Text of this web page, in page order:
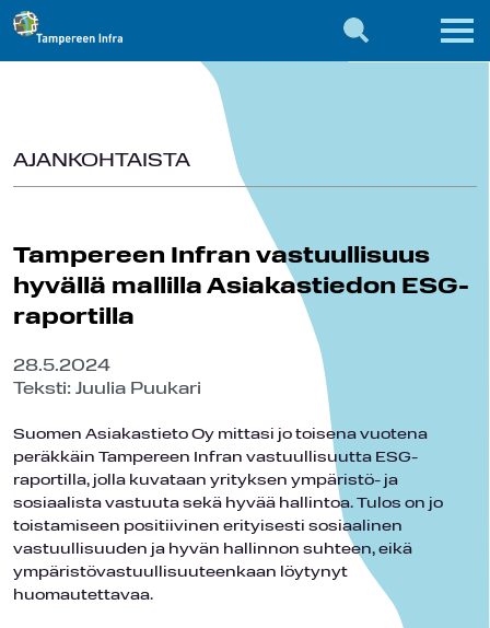
AJANKOHTAISTA
Tampereen Infran vastuullisuus
hyvällä mallilla Asiakastiedon ESG-
raportilla
28.5.2024
Teksti: Juulia Puukari
Suomen Asiakastieto Oy mittasi jo toisena vuotena
peräkkäin Tampereen Infran vastuullisuutta ESG-
raportilla, jolla kuvataan yrityksen ympäristö- ja
sosiaalista vastuuta sekä hyvää hallintoa. Tulos on jo
toistamiseen positiivinen erityisesti sosiaalinen
vastuullisuuden ja hyvän hallinnon suhteen, eikä
ympäristövastuullisuuteenkaan löytynyt
huomautettavaa.